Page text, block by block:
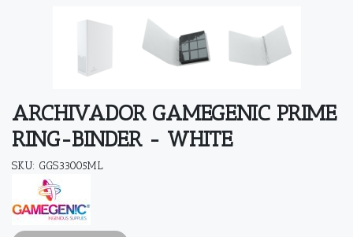
ARCHIVADOR GAMEGENIC PRIME
RING-BINDER - WHITE
SKU: GGS33005ML